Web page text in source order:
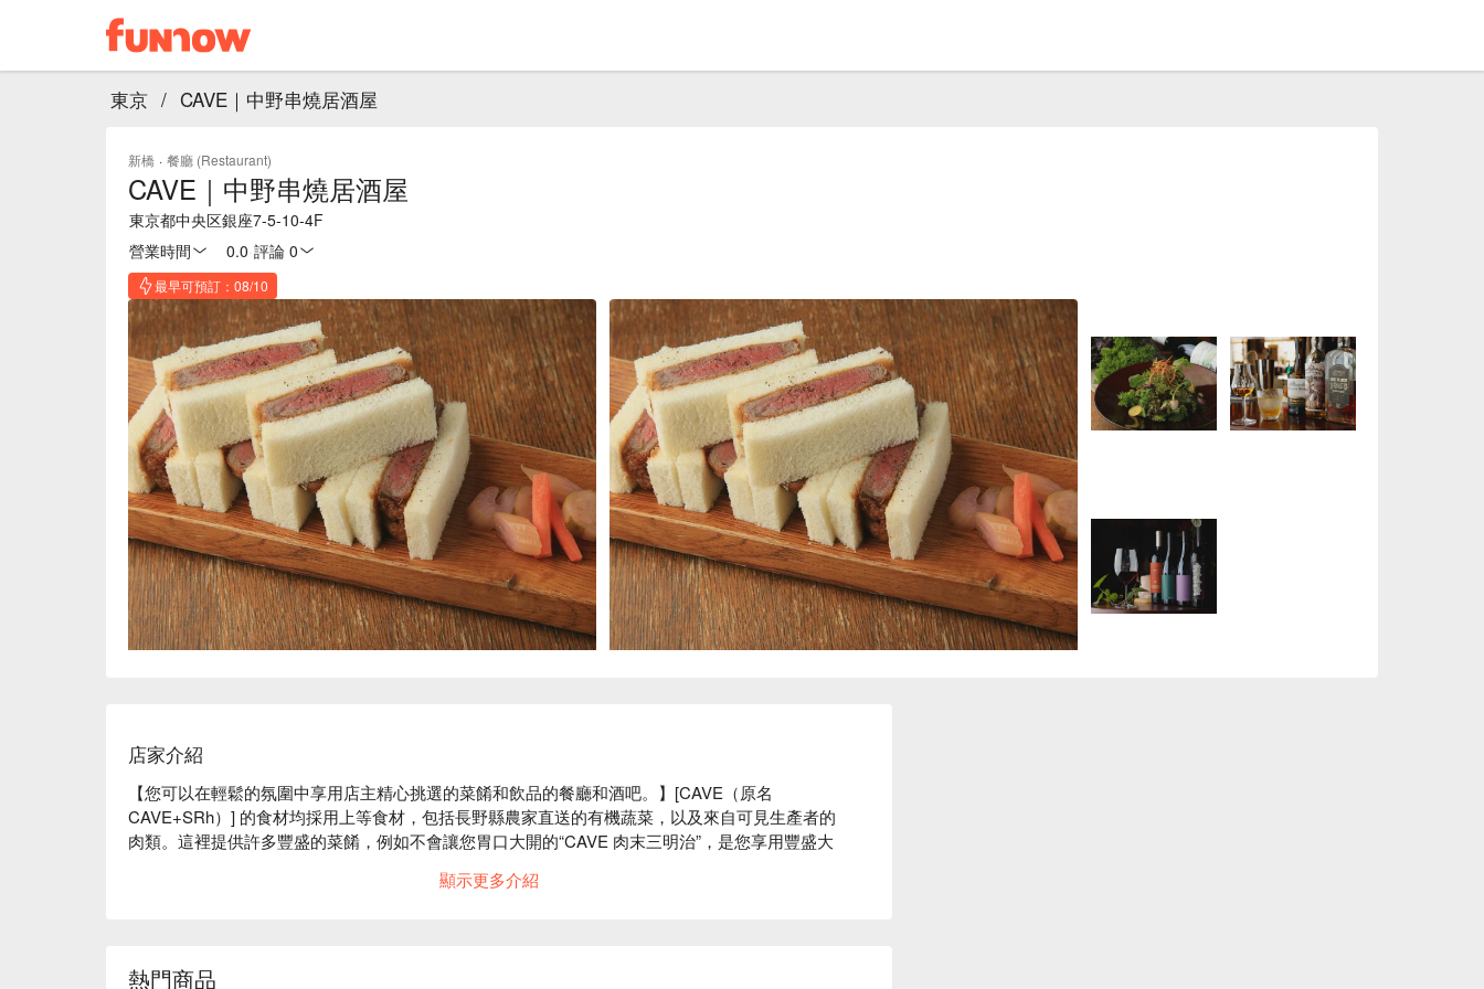
東京 / CAVE｜中野串燒居酒屋
新橋 · 餐廳 (Restaurant)
CAVE｜中野串燒居酒屋
東京都中央区銀座7-5-10-4F
營業時間
0.0 評論 0
最早可預訂：08/10
店家介紹
【您可以在輕鬆的氛圍中享用店主精心挑選的菜餚和飲品的餐廳和酒吧。】[CAVE（原名
CAVE+SRh）] 的食材均採用上等食材，包括長野縣農家直送的有機蔬菜，以及來自可見生產者的
肉類。這裡提供許多豐盛的菜餚，例如不會讓您胃口大開的“CAVE 肉末三明治”，是您享用豐盛大
製的雞尾酒，讓您體驗到別樣的風味。這家充滿英倫風格的餐廳配備Wi-Fi，讓您可以像遊牧民族一
顯示更多介紹
熱門商品